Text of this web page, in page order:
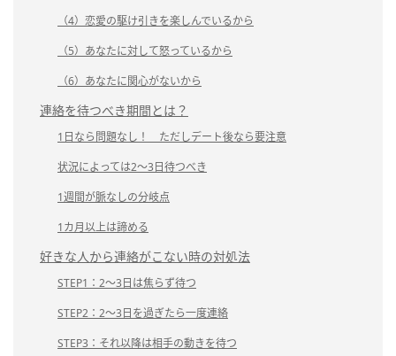
（4）恋愛の駆け引きを楽しんでいるから
（5）あなたに対して怒っているから
（6）あなたに関心がないから
連絡を待つべき期間とは？
1日なら問題なし！ ただしデート後なら要注意
状況によっては2～3日待つべき
1週間が脈なしの分岐点
1カ月以上は諦める
好きな人から連絡がこない時の対処法
STEP1：2～3日は焦らず待つ
STEP2：2～3日を過ぎたら一度連絡
STEP3：それ以降は相手の動きを待つ